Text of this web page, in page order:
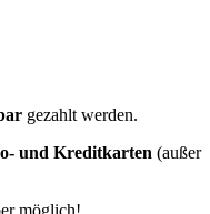
gezahlt werden.
und Kreditkarten (außer
möglich!